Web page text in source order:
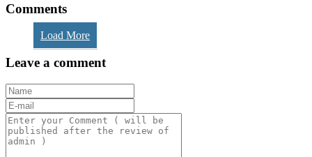
Comments
Load More
Leave a comment